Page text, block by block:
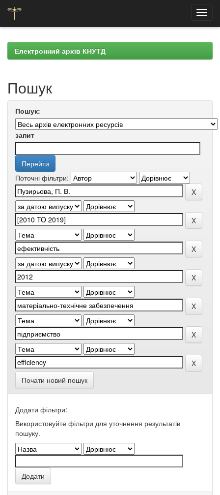
navigationЕлектронний архів КНУТД
Пошук
Пошук:
запит
Поточні фільтри:
Почати новий пошук
Додати фільтри:
Використовуйте фільтри для уточнення результатів
пошуку.